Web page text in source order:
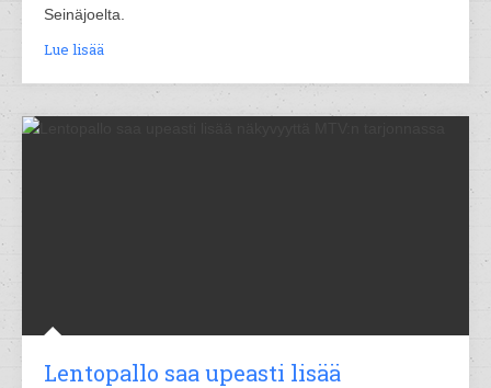
Seinäjoelta.
Lue lisää
Lentopallo saa upeasti lisää